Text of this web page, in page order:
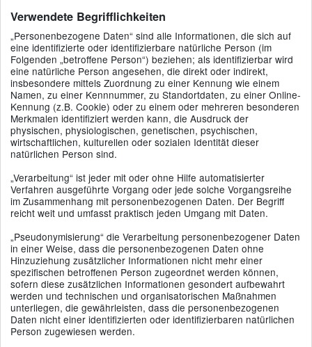
Verwendete Begrifflichkeiten
„Personenbezogene Daten“ sind alle Informationen, die sich auf
eine identifizierte oder identifizierbare natürliche Person (im
Folgenden „betroffene Person“) beziehen; als identifizierbar wird
eine natürliche Person angesehen, die direkt oder indirekt,
insbesondere mittels Zuordnung zu einer Kennung wie einem
Namen, zu einer Kennnummer, zu Standortdaten, zu einer Online-
Kennung (z.B. Cookie) oder zu einem oder mehreren besonderen
Merkmalen identifiziert werden kann, die Ausdruck der
physischen, physiologischen, genetischen, psychischen,
wirtschaftlichen, kulturellen oder sozialen Identität dieser
natürlichen Person sind.
„Verarbeitung“ ist jeder mit oder ohne Hilfe automatisierter
Verfahren ausgeführte Vorgang oder jede solche Vorgangsreihe
im Zusammenhang mit personenbezogenen Daten. Der Begriff
reicht weit und umfasst praktisch jeden Umgang mit Daten.
„Pseudonymisierung“ die Verarbeitung personenbezogener Daten
in einer Weise, dass die personenbezogenen Daten ohne
Hinzuziehung zusätzlicher Informationen nicht mehr einer
spezifischen betroffenen Person zugeordnet werden können,
sofern diese zusätzlichen Informationen gesondert aufbewahrt
werden und technischen und organisatorischen Maßnahmen
unterliegen, die gewährleisten, dass die personenbezogenen
Daten nicht einer identifizierten oder identifizierbaren natürlichen
Person zugewiesen werden.